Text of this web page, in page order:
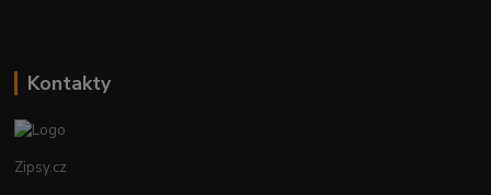
Kontakty
Zipsy.cz